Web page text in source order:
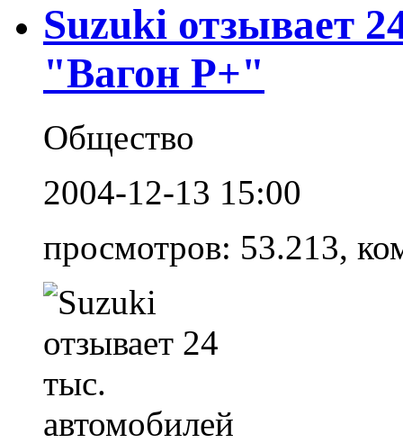
Suzuki отзывает
"Вагон Р+"
Общество
2004-12-13 15:00
просмотров: 53.213,